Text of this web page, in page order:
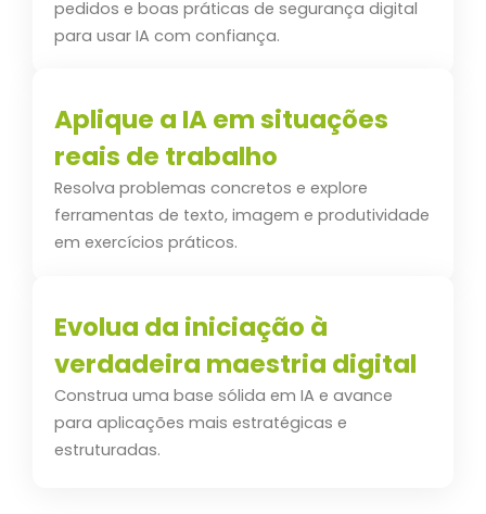
pedidos e boas práticas de segurança digital
para usar IA com confiança.
Aplique a IA em situações
reais de trabalho
Resolva problemas concretos e explore
ferramentas de texto, imagem e produtividade
em exercícios práticos.
Evolua da iniciação à
verdadeira maestria digital
Construa uma base sólida em IA e avance
para aplicações mais estratégicas e
estruturadas.